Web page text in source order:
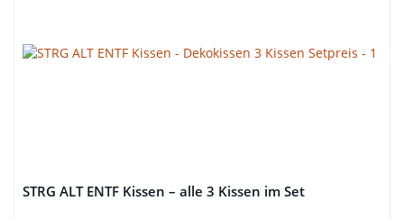
STRG ALT ENTF Kissen – alle 3 Kissen im Set